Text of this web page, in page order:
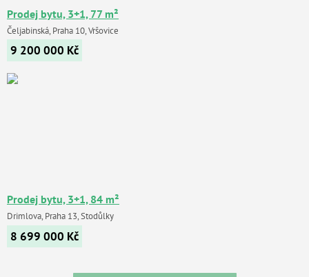
Prodej bytu, 3+1, 77 m²
Čeljabinská, Praha 10, Vršovice
9 200 000 Kč
Prodej bytu, 3+1, 84 m²
Drimlova, Praha 13, Stodůlky
8 699 000 Kč